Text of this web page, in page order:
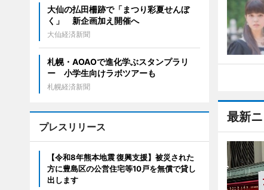
最新
大仙の払田柵跡で「まつり彩夏せんぼ
く」 新企画加え開催へ
大仙経済新聞
札幌・AOAOで進化学ぶスタンプラリ
ー 小学生向けラボツアーも
札幌経済新聞
プレスリリース
【令和8年熊本地震 復興支援】被災された
方に豊島区の公営住宅等10戸を無償で貸し
出します